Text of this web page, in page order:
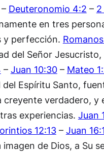
– Deuteronomio 4:2 – 2
en tres
y perfección.
del Señor
– Juan 10:30– Mateo
del Espíritu Santo,
creyente verdadero,
experiencias. Juan
12:13– Juan
de Dios, a Su